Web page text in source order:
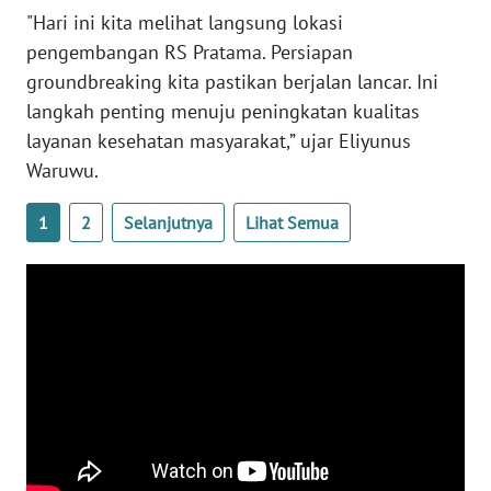
"Hari ini kita melihat langsung lokasi
pengembangan RS Pratama. Persiapan
groundbreaking kita pastikan berjalan lancar. Ini
langkah penting menuju peningkatan kualitas
layanan kesehatan masyarakat,” ujar Eliyunus
Waruwu.
1 2 Selanjutnya Lihat Semua
BENGKULU
WN
JATENG
WN
NUSANTARA
WN